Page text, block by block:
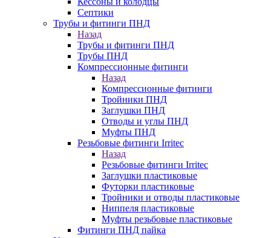
Септики
Трубы и фитинги ПНД
Назад
Трубы и фитинги ПНД
Трубы ПНД
Компрессионные фитинги
Назад
Компрессионные фитинги
Тройники ПНД
Заглушки ПНД
Отводы и углы ПНД
Муфты ПНД
Резьбовые фитинги Irritec
Назад
Резьбовые фитинги Irritec
Заглушки пластиковые
Футорки пластиковые
Тройники и отводы пластиковые
Ниппеля пластиковые
Муфты резьбовые пластиковые
Фитинги ПНД пайка